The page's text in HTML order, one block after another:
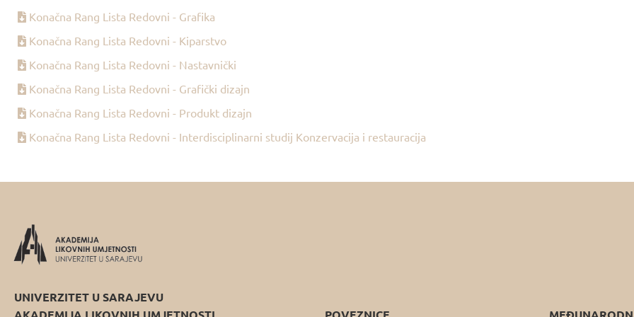
Konačna Rang Lista Redovni - Grafika
Konačna Rang Lista Redovni - Kiparstvo
Konačna Rang Lista Redovni - Nastavnički
Konačna Rang Lista Redovni - Grafički dizajn
Konačna Rang Lista Redovni - Produkt dizajn
Konačna Rang Lista Redovni - Interdisciplinarni studij Konzervacija i restauracija
UNIVERZITET U SARAJEVU